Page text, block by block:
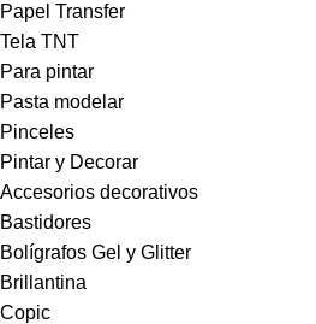
Papel Transfer
Tela TNT
Para pintar
Pasta modelar
Pinceles
Pintar y Decorar
Accesorios decorativos
Bastidores
Bolígrafos Gel y Glitter
Brillantina
Copic